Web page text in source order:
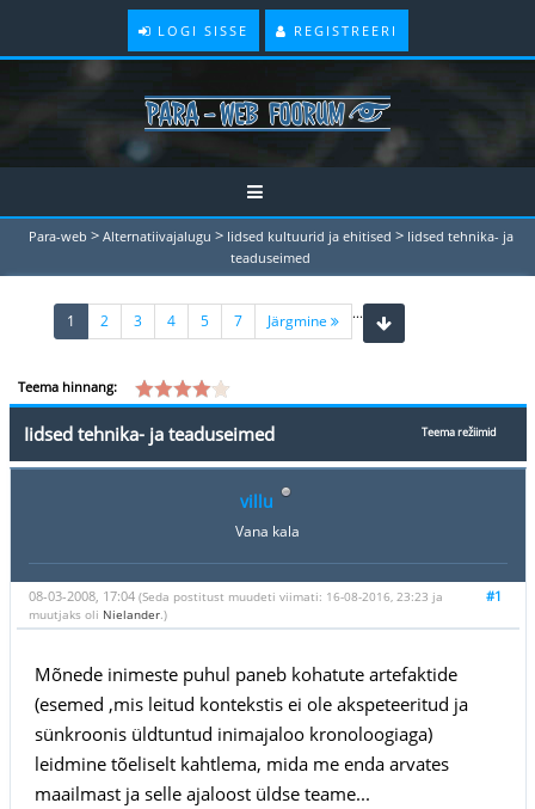
LOGI SISSE REGISTREERI
Para-web > Alternatiivajalugu > Iidsed kultuurid ja ehitised > Iidsed tehnika- ja
teaduseimed
1 (current)
2 3 4 5 ...
7 Järgmine
Teema hinnang:
Teema režiimid
Iidsed tehnika- ja teaduseimed
villu
Vana kala
#1
08-03-2008, 17:04 (Seda postitust muudeti viimati: 16-08-2016, 23:23 ja
muutjaks oli Nielander.)
Mõnede inimeste puhul paneb kohatute artefaktide
(esemed ,mis leitud kontekstis ei ole akspeteeritud ja
sünkroonis üldtuntud inimajaloo kronoloogiaga)
leidmine tõeliselt kahtlema, mida me enda arvates
maailmast ja selle ajaloost üldse teame...